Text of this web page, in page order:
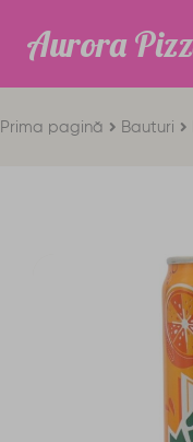
Aurora
Prima pagină Bauturi